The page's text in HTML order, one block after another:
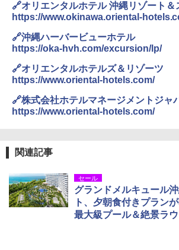
🔗オリエンタルホテル 沖縄リゾート＆
https://www.okinawa.oriental-
🔗沖縄ハーバービューホテル
https://oka-hvh.com/excursion/lp/
🔗オリエンタルホテルズ＆リゾーツ
https://www.oriental-hotels.com/
🔗株式会社ホテルマネージメントジャ
https://www.oriental-hotels.com/
関連記事
セール
グランドメルキュール
ト、夕朝食付きプラン
最大級プール＆絶景ラ